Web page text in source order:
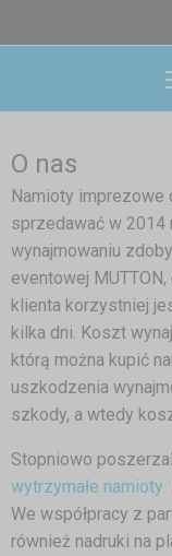
O nas
Namioty imprezowe
sprzedawać w 2014
wynajmowaniu
eventowej
klienta korzystniej
kilka dni. Koszt
którą można kupić
uszkodzenia
szkody, a wtedy
Stopniowo
wytrzymałe namioty
We współpracy z
również nadruki na